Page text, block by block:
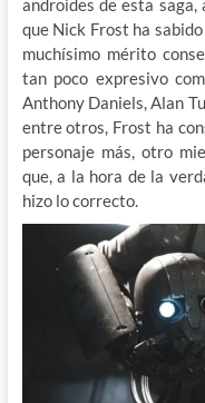
androides de esta saga,
que Nick Frost ha
muchísimo mérito
tan poco expresivo
Anthony Daniels, Alan
entre otros, Frost ha
personaje más, otro
que, a la hora de la
hizo lo correcto.